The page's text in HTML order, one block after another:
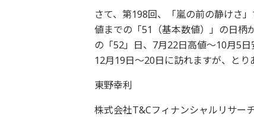
さて、第198回、「嵐の前の静けさ
値までの「51（基本数値）」の日柄
の「52」日、7月22日高値～10月5
12月19日～20日に訪れますが、とり
東野幸利
株式会社T&Cフィナンシャルリサー